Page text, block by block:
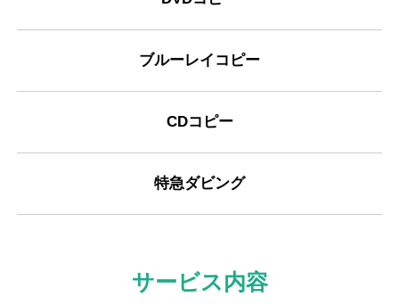
ブルーレイコピー
CDコピー
特急ダビング
サービス内容